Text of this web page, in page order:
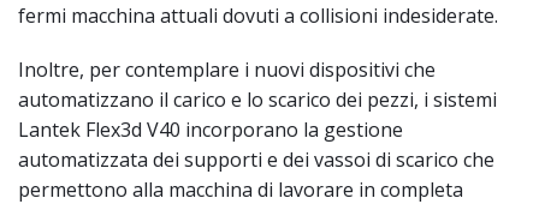
fermi macchina attuali dovuti a collisioni indesiderate.
Inoltre, per contemplare i nuovi dispositivi che
automatizzano il carico e lo scarico dei pezzi, i sistemi
Lantek Flex3d V40 incorporano la gestione
automatizzata dei supporti e dei vassoi di scarico che
permettono alla macchina di lavorare in completa